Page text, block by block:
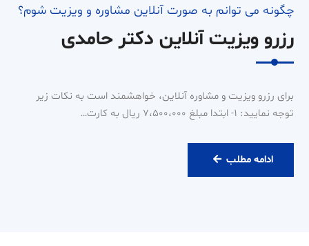
چگونه می توانم به صورت آنلاین مشاوره و ویزیت شوم؟
رزرو ویزیت آنلاین دکتر حامدی
برای رزرو ویزیت و مشاوره آنلاین، خواهشمند است به نکات زیر
توجه نمایید: ۱- ابتدا مبلغ ۷،۵۰۰،۰۰۰ ریال به کارت…
ادامه مطلبرزرو
ویزیت